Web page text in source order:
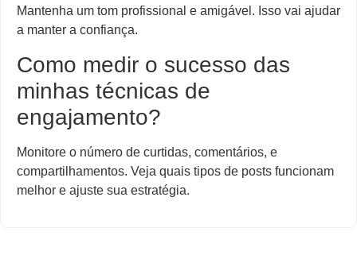
Mantenha um tom profissional e amigável. Isso vai ajudar
a manter a confiança.
Como medir o sucesso das
minhas técnicas de
engajamento?
Monitore o número de curtidas, comentários, e
compartilhamentos. Veja quais tipos de posts funcionam
melhor e ajuste sua estratégia.